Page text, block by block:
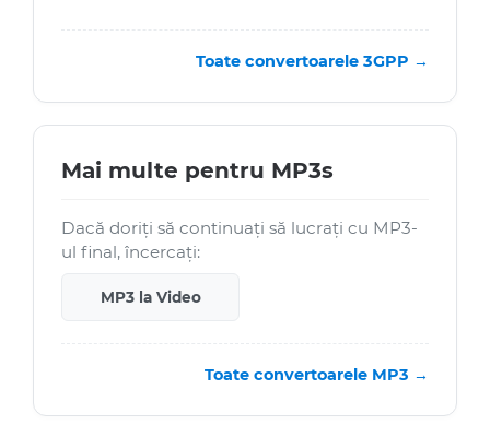
Toate convertoarele 3GPP →
Mai multe pentru MP3s
Dacă doriți să continuați să lucrați cu MP3-
ul final, încercați:
MP3 la Video
Toate convertoarele MP3 →